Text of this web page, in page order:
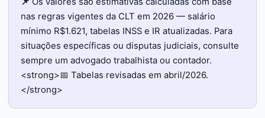
nas regras vigentes da CLT em 2026 — salário
mínimo R$1.621, tabelas INSS e IR atualizadas. Para
situações específicas ou disputas judiciais, consulte
sempre um advogado trabalhista ou contador.
<strong>📅 Tabelas revisadas em abril/2026.
</strong>